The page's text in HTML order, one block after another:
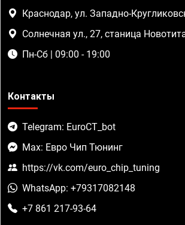
Краснодар, ул. Западно-
Солнечная ул., 27, станица
Пн-Сб | 09:00 - 19:00
Контакты
Telegram: EuroCT_bot
Max: Евро Чип Тюнинг
https://vk.com/euro_chip_tuning
WhatsApp: +79317082148
+7 861 217-93-64